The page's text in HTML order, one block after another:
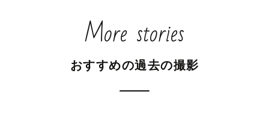
More stories
おすすめの過去の撮影